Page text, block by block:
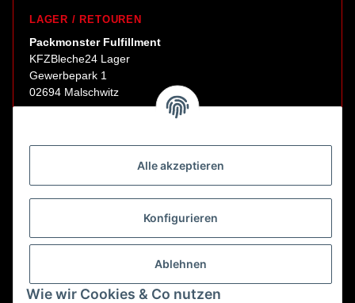
Alle akzeptieren
Konfigurieren
Ablehnen
Wie wir Cookies & Co nutzen
LAGER / RETOUREN
Packmonster Fulfillment
KFZBleche24 Lager
Gewerbepark 1
02694 Malschwitz
Abholungen nur nach Terminvereinbarung.
E-Mail:sales@kfzbleche24.de
Vertrag widerrufen
* Alle Preise inkl. gesetzlicher USt., zzgl.Versand